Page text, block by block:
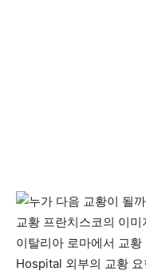
교황 프란치스코의 이
이탈리아 로마에서 교
Hospital 외부의 교황